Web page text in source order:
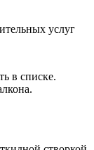
услуг
в списке.